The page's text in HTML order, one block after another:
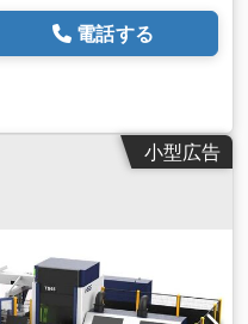
電話する
小型広告